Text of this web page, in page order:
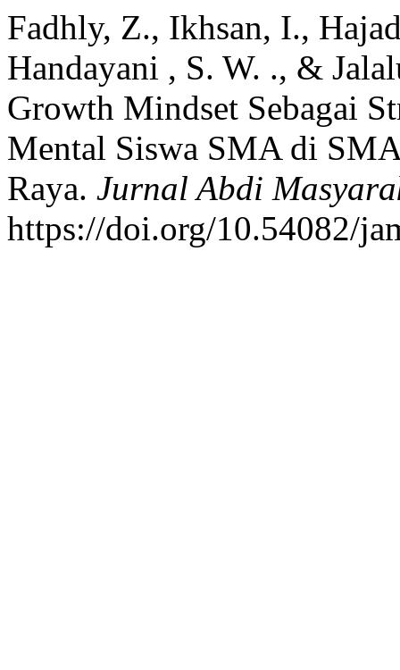
Fadhly, Z., Ikhsan, I.,
Handayani , S. W. ., &
Growth Mindset Sebagai
Mental Siswa SMA di
Raya. Jurnal Abdi
https://doi.org/10.54082/